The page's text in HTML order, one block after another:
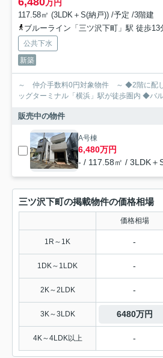
万円
117.58㎡ (3LDK＋S(納戸)) /予定 /3階建
ブルーライン「三ツ沢下町」駅 徒歩13
公共下水
新築
～ 仲介手数料0円対象物件 ～ ◆2階に配
ッグターミナル「横浜」駅が徒歩圏内 ◆バ
販売中の物件
A号棟
6,480万円
- / 117.58㎡ / 3LDK＋
三ツ沢下町の掲載物件の価格相場
価格相場
1R～1K -
1DK～1LDK -
2K～2LDK -
3K～3LDK 6480万円
4K～4LDK以上 -